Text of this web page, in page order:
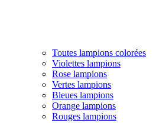
Toutes lampions colorées
Violettes lampions
Rose lampions
Vertes lampions
Bleues lampions
Orange lampions
Rouges lampions